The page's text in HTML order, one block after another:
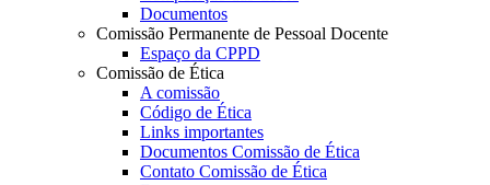
Documentos
Comissão Permanente de Pessoal Docente
Espaço da CPPD
Comissão de Ética
A comissão
Código de Ética
Links importantes
Documentos Comissão de Ética
Contato Comissão de Ética